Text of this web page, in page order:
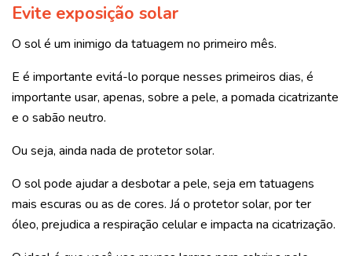
Evite exposição solar
O sol é um inimigo da tatuagem no primeiro mês.
E é importante evitá-lo porque nesses primeiros dias, é
importante usar, apenas, sobre a pele, a pomada cicatrizante
e o sabão neutro.
Ou seja, ainda nada de protetor solar.
O sol pode ajudar a desbotar a pele, seja em tatuagens
mais escuras ou as de cores. Já o protetor solar, por ter
óleo, prejudica a respiração celular e impacta na cicatrização.